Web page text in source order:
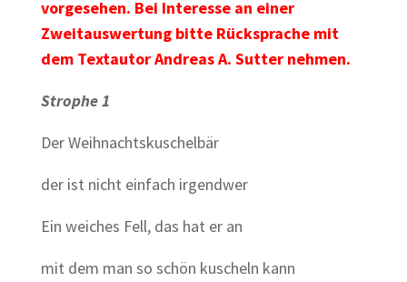
vorgesehen. Bei Interesse an einer
Zweitauswertung bitte Rücksprache mit
dem Textautor Andreas A. Sutter nehmen.
Strophe 1
Der Weihnachtskuschelbär
der ist nicht einfach irgendwer
Ein weiches Fell, das hat er an
mit dem man so schön kuscheln kann